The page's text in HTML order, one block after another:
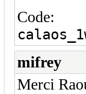
Code:
mifrey
Merci